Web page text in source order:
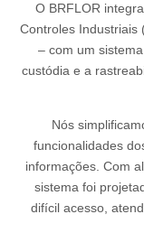
O BRFLOR
Controles Industriais
– com um
custódia e a
Nós
funcionalidades
informações. Com
sistema foi
difícil acesso,